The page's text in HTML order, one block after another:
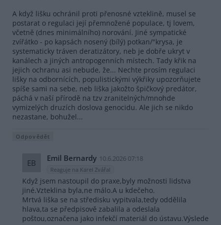
A když lišku ochránil proti přenosné vzteklině, musel se
postarat o regulaci její přemnožené populace, tj lovem,
včetně (dnes minimálního) norování. Jiné sympatické
zvířátko - po kapsách nosený (bílý) potkan/"krysa, je
systematicky tráven deratizátory, neb je dobře ukryt v
kanálech a jiných antropogenních místech. Tady křik na
jejich ochranu asi nebude, že... Nechte prosím regulaci
lišky na odbornících, populistickými výkřiky upozorňujete
spíše sami na sebe, neb liška jakožto špičkový predátor,
páchá v naší přírodě na tzv zranitelných/mnohde
vymizelých druzích doslova genocidu. Ale jich se nikdo
nezastane, bohužel...
Odpovědět
EB Emil Bernardy 10.6.2026 07:18
Reaguje na Karel Zvářal
Když jsem nastoupil do praxe,byly možnosti lidstva
jiné.Vzteklina byla,ne málo.A u kdečeho.
Mrtvá liška se na středisku vypitvala,tedy oddělila
hlava,ta se předpisově zabalila a odeslala
poštou,označena jako infekčí materiál do ústavu.Výslede